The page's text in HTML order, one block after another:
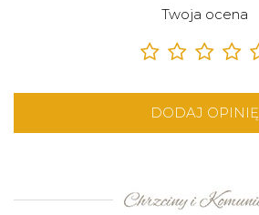
Twoja ocena
DODAJ OPINIĘ